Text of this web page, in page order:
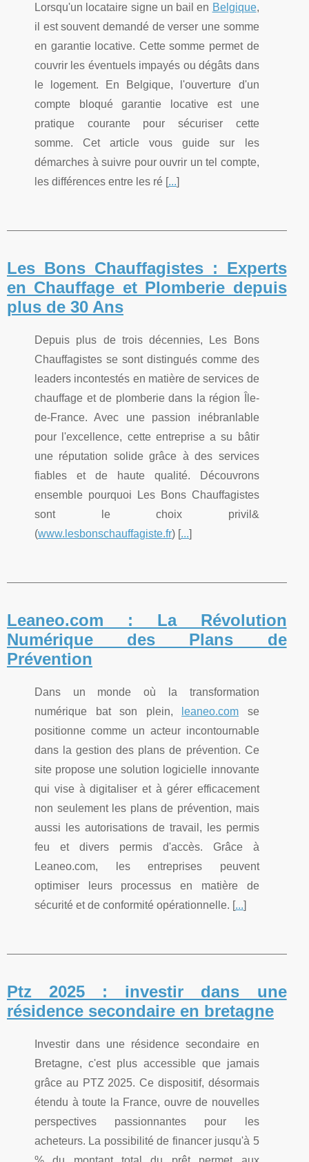
Lorsqu'un locataire signe un bail en Belgique,
il est souvent demandé de verser une somme
en garantie locative. Cette somme permet de
couvrir les éventuels impayés ou dégâts dans
le logement. En Belgique, l'ouverture d'un
compte bloqué garantie locative est une
pratique courante pour sécuriser cette
somme. Cet article vous guide sur les
démarches à suivre pour ouvrir un tel compte,
les différences entre les ré [...]
Les Bons Chauffagistes : Experts
en Chauffage et Plomberie depuis
plus de 30 Ans
Depuis plus de trois décennies, Les Bons
Chauffagistes se sont distingués comme des
leaders incontestés en matière de services de
chauffage et de plomberie dans la région Île-
de-France. Avec une passion inébranlable
pour l'excellence, cette entreprise a su bâtir
une réputation solide grâce à des services
fiables et de haute qualité. Découvrons
ensemble pourquoi Les Bons Chauffagistes
sont le choix privil&
(www.lesbonschauffagiste.fr) [...]
Leaneo.com : La Révolution
Numérique des Plans de
Prévention
Dans un monde où la transformation
numérique bat son plein,
leaneo.com se
positionne comme un acteur incontournable
dans la gestion des plans de prévention. Ce
site propose une solution logicielle innovante
qui vise à digitaliser et à gérer efficacement
non seulement les plans de prévention, mais
aussi les autorisations de travail, les permis
feu et divers permis d'accès. Grâce à
Leaneo.com, les entreprises peuvent
optimiser leurs processus en matière de
sécurité et de conformité opérationnelle. [...]
Ptz 2025 : investir dans une
résidence secondaire en bretagne
Investir dans une résidence secondaire en
Bretagne, c'est plus accessible que jamais
grâce au PTZ 2025. Ce dispositif, désormais
étendu à toute la France, ouvre de nouvelles
perspectives passionnantes pour les
acheteurs. La possibilité de financer jusqu'à 5